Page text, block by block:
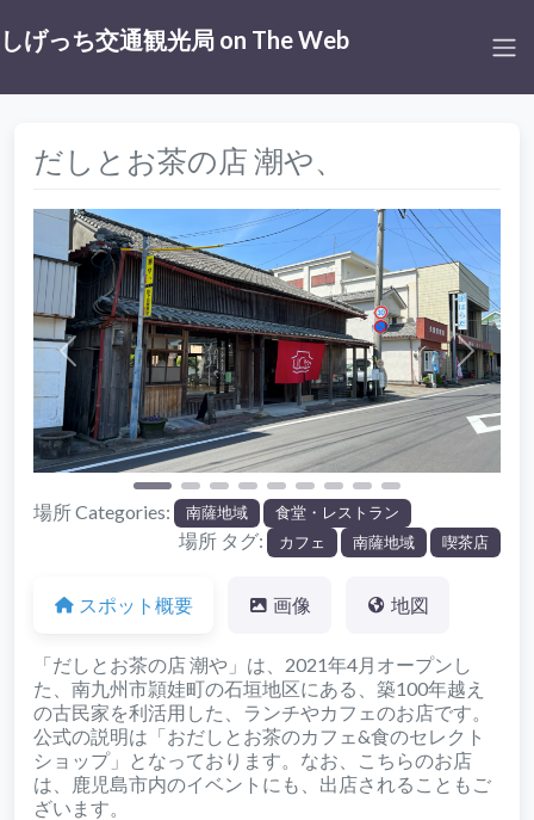
しげっち交通観光局 on The Web
だしとお茶の店 潮や、
前 次
場所 Categories: 南薩地域‎ 食堂・レストラン
場所 タグ: カフェ 南薩地域 喫茶店
スポット概要 画像 地図
「だしとお茶の店 潮や」は、2021年4月オープンし
た、南九州市頴娃町の石垣地区にある、築100年越え
の古民家を利活用した、ランチやカフェのお店です。
公式の説明は「おだしとお茶のカフェ&食のセレクト
ショップ」となっております。なお、こちらのお店
は、鹿児島市内のイベントにも、出店されることもご
ざいます。